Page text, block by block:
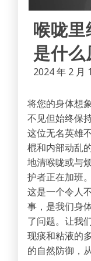
喉咙里
是什么
2024 年 2 月
将您的身体想
不见但始终保
这位无名英雄
棍和内部动乱
地清喉咙或与
护者正在加班
这是一个令人
事，是我们身
了问题。让我
现痰和粘液的
的自然防御，